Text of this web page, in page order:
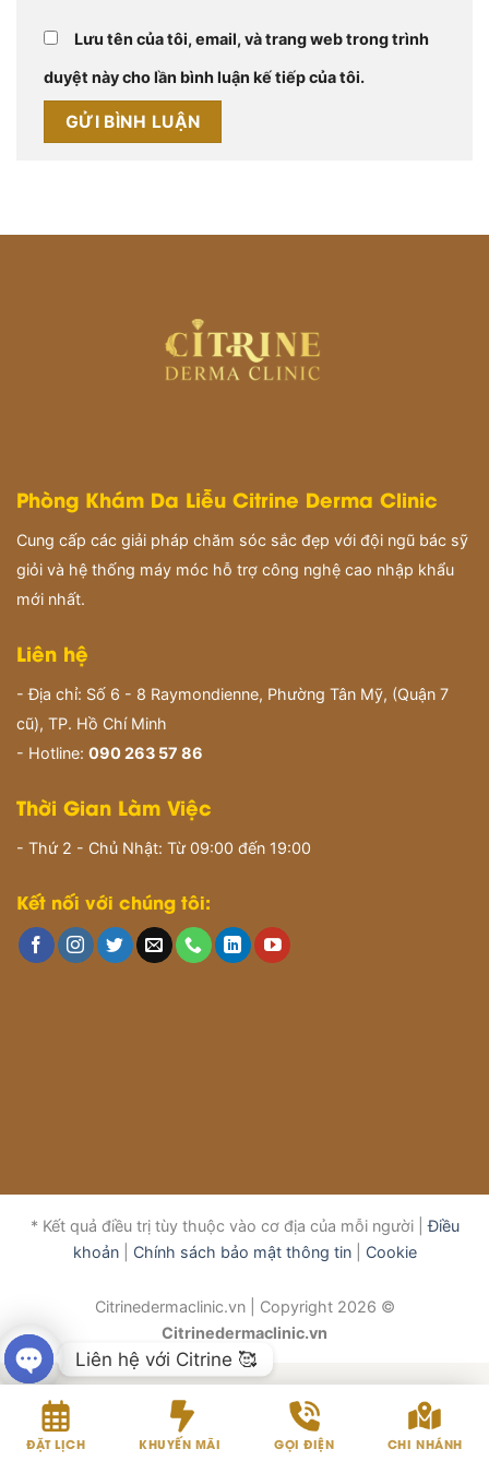
Lưu tên của tôi, email, và trang web trong trình
duyệt này cho lần bình luận kế tiếp của tôi.
Phòng Khám Da Liễu Citrine Derma Clinic
Cung cấp các giải pháp chăm sóc sắc đẹp với đội ngũ bác sỹ
giỏi và hệ thống máy móc hỗ trợ công nghệ cao nhập khẩu
mới nhất.
Liên hệ
- Địa chỉ: Số 6 - 8 Raymondienne, Phường Tân Mỹ, (Quận 7
cũ), TP. Hồ Chí Minh
- Hotline: 090 263 57 86
Thời Gian Làm Việc
- Thứ 2 - Chủ Nhật: Từ 09:00 đến 19:00
Kết nối với chúng tôi:
* Kết quả điều trị tùy thuộc vào cơ địa của mỗi người |Điều
khoản| Chính sách bảo mật thông tin| Cookie
Citrinedermaclinic.vn | Copyright 2026 ©
Citrinedermaclinic.vn
ĐẶT LỊCH KHUYẾN MÃI GỌI ĐIỆN CHI NHÁNH
Liên hệ với Citrine 🥰
OPEN
CHATY